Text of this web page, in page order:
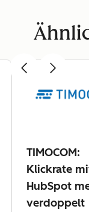
TIMOCOM:
Klickrate
HubSpot
verdoppelt